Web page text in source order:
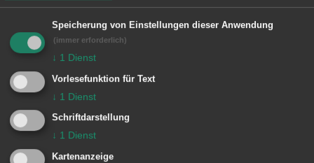
Literaturfrühstück in Unterkochen zu
Gast.
Die Veranstaltung findet in Kooperation
mit der Stadtbibliothek Aalen im Ev.
Gemeindehaus Albert Schweitzer Haus
(Otto-Hahn-Straße 55) in Unterkochen
statt. Der Eintritt ist wie immer frei.
Speicherung von Einstellungen dieser Anwendung
(immer erforderlich)
↓ 1 Dienst
Vorlesefunktion für Text
↓ 1 Dienst
Schriftdarstellung
↓ 1 Dienst
Kartenanzeige